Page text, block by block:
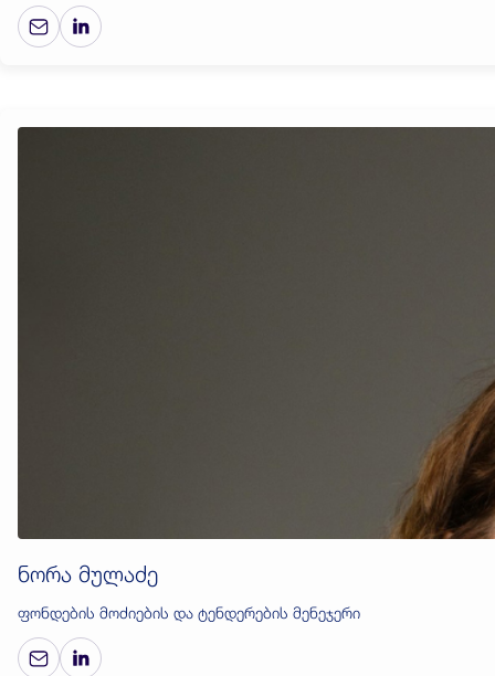
ნორა მულაძე
ფონდების მოძიების და ტენდერების მენეჯერი